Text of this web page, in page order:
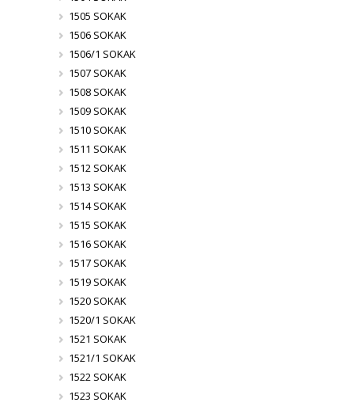
1505 SOKAK
1506 SOKAK
1506/1 SOKAK
1507 SOKAK
1508 SOKAK
1509 SOKAK
1510 SOKAK
1511 SOKAK
1512 SOKAK
1513 SOKAK
1514 SOKAK
1515 SOKAK
1516 SOKAK
1517 SOKAK
1519 SOKAK
1520 SOKAK
1520/1 SOKAK
1521 SOKAK
1521/1 SOKAK
1522 SOKAK
1523 SOKAK